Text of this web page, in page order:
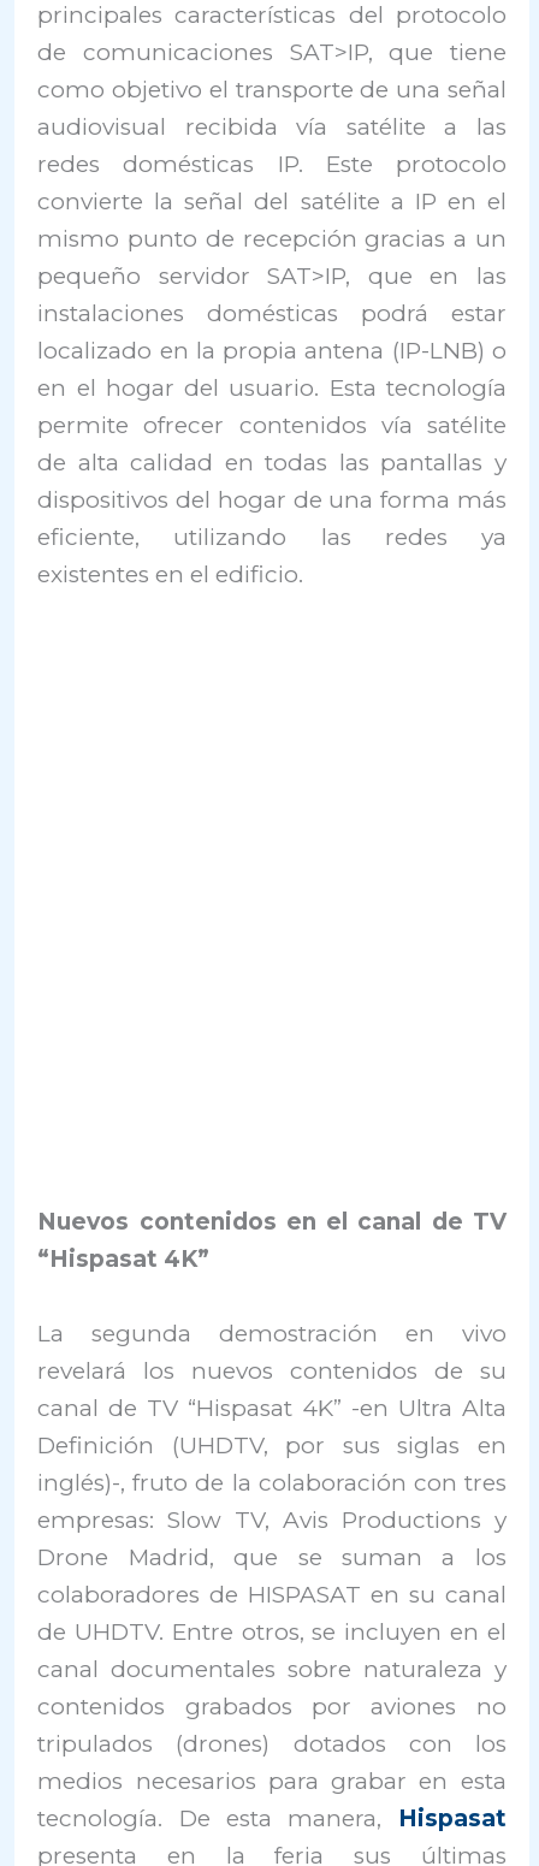
principales características del protocolo
de comunicaciones SAT>IP, que tiene
como objetivo el transporte de una señal
audiovisual recibida vía satélite a las
redes domésticas IP. Este protocolo
convierte la señal del satélite a IP en el
mismo punto de recepción gracias a un
pequeño servidor SAT>IP, que en las
instalaciones domésticas podrá estar
localizado en la propia antena (IP-LNB) o
en el hogar del usuario. Esta tecnología
permite ofrecer contenidos vía satélite
de alta calidad en todas las pantallas y
dispositivos del hogar de una forma más
eficiente, utilizando las redes ya
existentes en el edificio.
Nuevos contenidos en el canal de TV
“Hispasat 4K”
La segunda demostración en vivo
revelará los nuevos contenidos de su
canal de TV “Hispasat 4K” -en Ultra Alta
Definición (UHDTV, por sus siglas en
inglés)-, fruto de la colaboración con tres
empresas: Slow TV, Avis Productions y
Drone Madrid, que se suman a los
colaboradores de HISPASAT en su canal
de UHDTV. Entre otros, se incluyen en el
canal documentales sobre naturaleza y
contenidos grabados por aviones no
tripulados (drones) dotados con los
medios necesarios para grabar en esta
tecnología. De esta manera, Hispasat
presenta en la feria sus últimas